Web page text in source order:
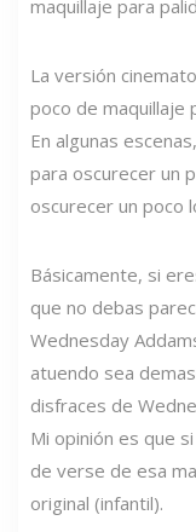
maquillaje para
La versión
poco de maquillaje
En algunas
para oscurecer un
oscurecer un poco
Básicamente, si
que no debas
Wednesday
atuendo sea
disfraces de
Mi opinión es que
de verse de esa
original (infantil).